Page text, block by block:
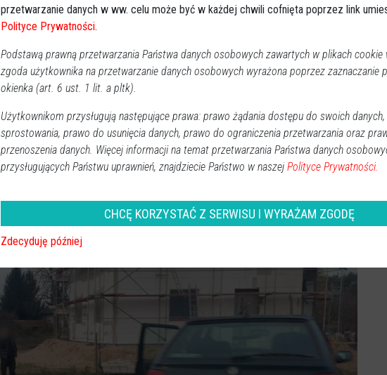
przetwarzanie danych w ww. celu może być w każdej chwili cofnięta poprzez link
Polityce Prywatności.
Podstawą prawną przetwarzania Państwa danych osobowych zawartych w plikach cookie
zgoda użytkownika na przetwarzanie danych osobowych wyrażona poprzez zaznaczanie
okienka (art. 6 ust. 1 lit. a pltk).
Użytkownikom przysługują następujące prawa: prawo żądania dostępu do swoich
sprostowania, prawo do usunięcia danych, prawo do ograniczenia przetwarzania oraz
przenoszenia danych. Więcej informacji na temat przetwarzania Państwa danych
przysługujących Państwu uprawnień, znajdziecie Państwo w naszej Polityce Prywatności.
CHCĘ KORZYSTAĆ Z SERWISU I WYRAŻAM ZGODĘ
Zdecyduję później